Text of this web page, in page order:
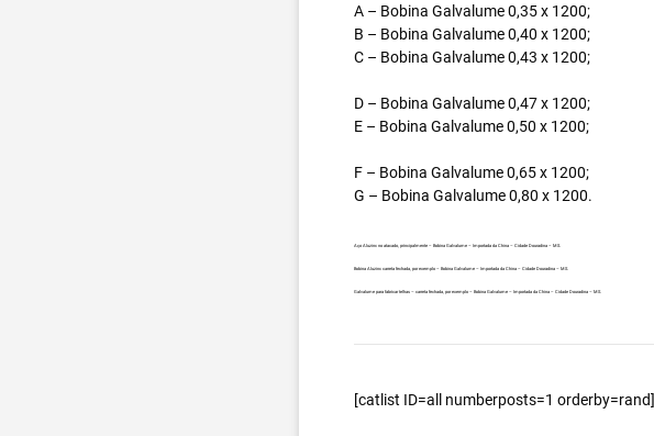
A – Bobina Galvalume 0,35 x 1200;
B – Bobina Galvalume 0,40 x 1200;
C – Bobina Galvalume 0,43 x 1200;
D – Bobina Galvalume 0,47 x 1200;
E – Bobina Galvalume 0,50 x 1200;
F – Bobina Galvalume 0,65 x 1200;
G – Bobina Galvalume 0,80 x 1200.
Aço Aluzinc no atacado, principalmente – Bobina Galvalume – Importada da China – Cidade Douradina – MS.
Bobina Aluzinc carreta fechada, por exemplo – Bobina Galvalume – Importada da China – Cidade Douradina – MS.
Galvalume para fabricar telhas – carreta fechada, por exemplo – Bobina Galvalume – Importada da China – Cidade Douradina – MS.
[catlist ID=all numberposts=1 orderby=rand]